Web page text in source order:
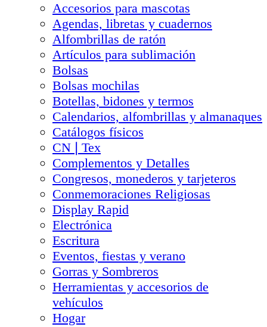
Accesorios para mascotas
Agendas, libretas y cuadernos
Alfombrillas de ratón
Artículos para sublimación
Bolsas
Bolsas mochilas
Botellas, bidones y termos
Calendarios, alfombrillas y almanaques
Catálogos físicos
CN❘Tex
Complementos y Detalles
Congresos, monederos y tarjeteros
Conmemoraciones Religiosas
Display Rapid
Electrónica
Escritura
Eventos, fiestas y verano
Gorras y Sombreros
Herramientas y accesorios de
vehículos
Hogar